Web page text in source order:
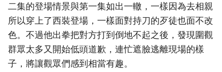
二集的登場情景與第一集如出一轍，一樣因為去相親
所以穿上了西裝登場，一樣面對持刀的歹徒也面不改
色。不過他出拳把對方打到倒地不起之後，發現圍觀
群眾太多又開始低頭道歉，連忙遮臉逃離現場的樣
子，將讓觀眾們感到相當有趣。